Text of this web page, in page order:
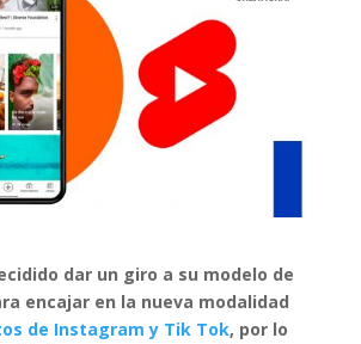
dar un giro a su modelo de
encajar en la nueva modalidad
de Instagram y Tik Tok, por lo